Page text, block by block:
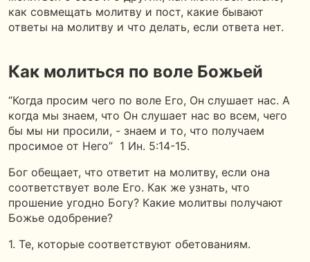
как совмещать молитву и пост, какие бывают
ответы на молитву и что делать, если ответа нет.
Как молиться по воле Божьей
“Когда просим чего по воле Его, Он слушает нас. А
когда мы знаем, что Он слушает нас во всем, чего
бы мы ни просили, - знаем и то, что получаем
просимое от Него” 1 Ин. 5:14-15.
Бог обещает, что ответит на молитву, если она
соответствует воле Его. Как же узнать, что
прошение угодно Богу? Какие молитвы получают
Божье одобрение?
1. Те, которые соответствуют обетованиям.